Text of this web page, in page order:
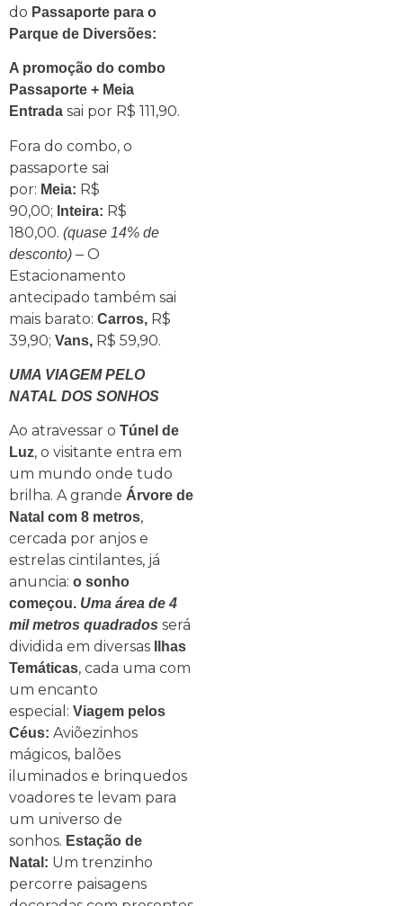
do Passaporte para o
Parque de Diversões:
A promoção do combo
Passaporte + Meia
Entrada sai por R$ 111,90.
Fora do combo, o
passaporte sai
por: Meia: R$
90,00; Inteira: R$
180,00. (quase 14% de
desconto) – O
Estacionamento
antecipado também sai
mais barato: Carros, R$
39,90; Vans, R$ 59,90.
UMA VIAGEM PELO
NATAL DOS SONHOS
Ao atravessar o Túnel de
Luz, o visitante entra em
um mundo onde tudo
brilha. A grande Árvore de
Natal com 8 metros,
cercada por anjos e
estrelas cintilantes, já
anuncia: o sonho
começou. Uma área de 4
mil metros quadrados será
dividida em diversas
Ilhas
Temáticas, cada uma com
um encanto
especial: Viagem pelos
Céus: Aviõezinhos
mágicos, balões
iluminados e brinquedos
voadores te levam para
um universo de
sonhos. Estação de
Natal: Um trenzinho
percorre paisagens